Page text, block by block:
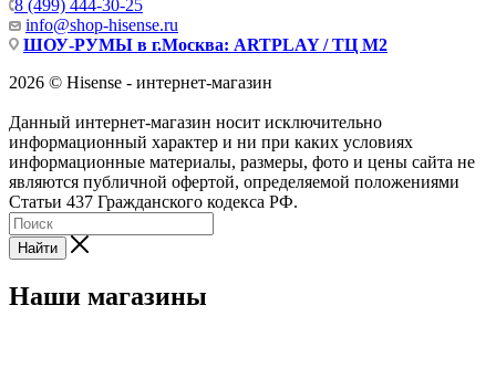
8 (499) 444-30-25
info@shop-hisense.ru
ШОУ-РУМЫ в г.Москва: ARTPLAY / ТЦ М2
2026 © Hisense - интернет-магазин
Данный интернет-магазин носит исключительно
информационный характер и ни при каких условиях
информационные материалы, размеры, фото и цены сайта не
являются публичной офертой, определяемой положениями
Статьи 437 Гражданского кодекса РФ.
Найти
Наши магазины